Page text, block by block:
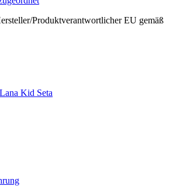
Produktverantwortlicher EU gemäß
Kid Seta